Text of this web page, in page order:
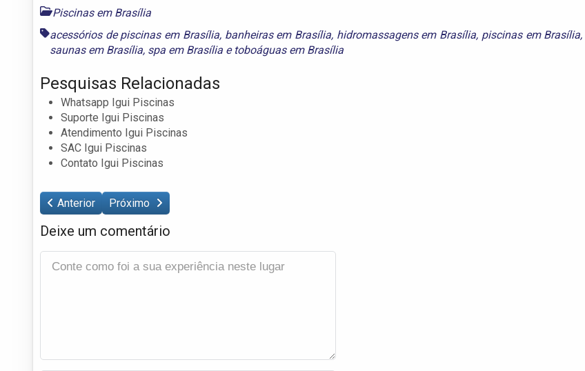
Piscinas em Brasília
acessórios de piscinas em Brasília, banheiras em Brasília, hidromassagens em Brasília, piscinas em Brasília,
saunas em Brasília, spa em Brasília e toboáguas em Brasília
Pesquisas Relacionadas
Whatsapp Igui Piscinas
Suporte Igui Piscinas
Atendimento Igui Piscinas
SAC Igui Piscinas
Contato Igui Piscinas
Anterior Próximo
Deixe um comentário